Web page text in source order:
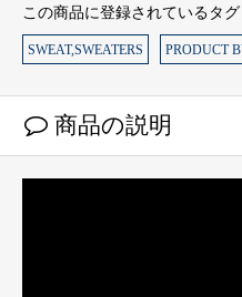
この商品に登録されているタグ
SWEAT,SWEATERS PRODUCT
商品の説明